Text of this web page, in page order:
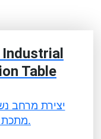
Table
יצירת מרחב
מתכת עבור רתכים ומסגרים.